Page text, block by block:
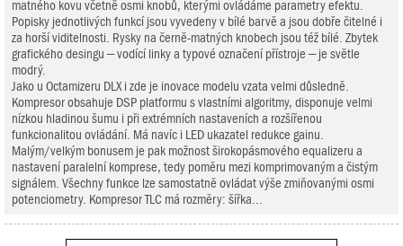
matného kovu včetně osmi knobů, kterými ovládáme parametry efektu.
Popisky jednotlivých funkcí jsou vyvedeny v bílé barvě a jsou dobře čitelné i
za horší viditelnosti. Rysky na černě-matných knobech jsou též bílé. Zbytek
grafického desingu – vodící linky a typové označení přístroje – je světle
modrý.
Jako u Octamizeru DLX i zde je inovace modelu vzata velmi důsledně.
Kompresor obsahuje DSP platformu s vlastními algoritmy, disponuje velmi
nízkou hladinou šumu i při extrémních nastaveních a rozšířenou
funkcionalitou ovládání. Má navíc i LED ukazatel redukce gainu.
Malým/velkým bonusem je pak možnost širokopásmového equalizeru a
nastavení paralelní komprese, tedy poměru mezi komprimovaným a čistým
signálem. Všechny funkce lze samostatně ovládat výše zmiňovanými osmi
potenciometry. Kompresor TLC má rozměry: šířka...